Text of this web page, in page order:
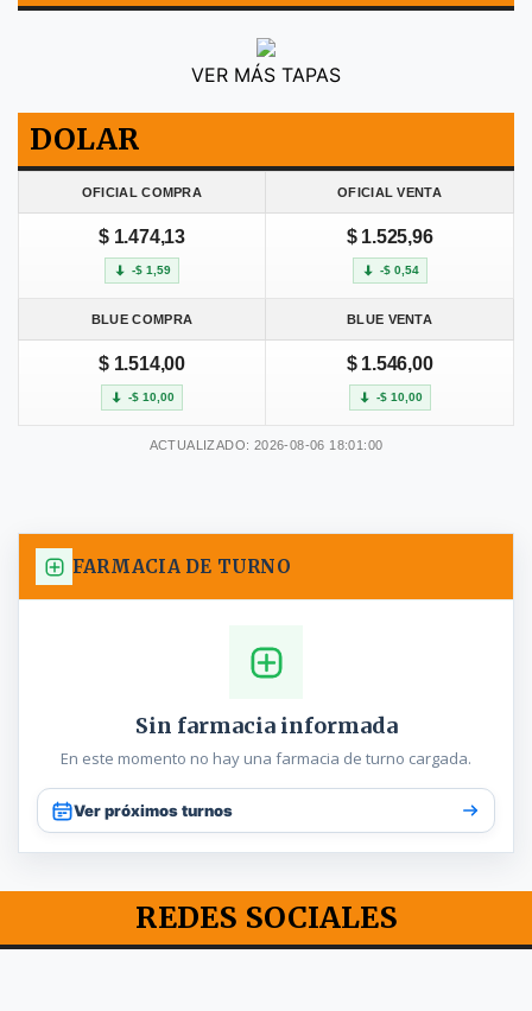
VER MÁS TAPAS
DOLAR
OFICIAL COMPRA OFICIAL VENTA
$ 1.474,13
-$ 1,59
$ 1.525,96
-$ 0,54
BLUE COMPRA BLUE VENTA
$ 1.514,00
-$ 10,00
$ 1.546,00
-$ 10,00
ACTUALIZADO: 2026-08-06 18:01:00
FARMACIA DE TURNO
Sin farmacia informada
En este momento no hay una farmacia de turno cargada.
Ver próximos turnos
REDES SOCIALES